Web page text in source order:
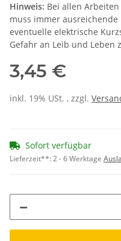
Hinweis: Bei allen
muss immer
eventuelle elektrische
Gefahr an Leib und Leben
3,45 €
inkl. 19% USt. , zzgl.
Sofort verfügbar
Lieferzeit**:2 - 6 Werktage